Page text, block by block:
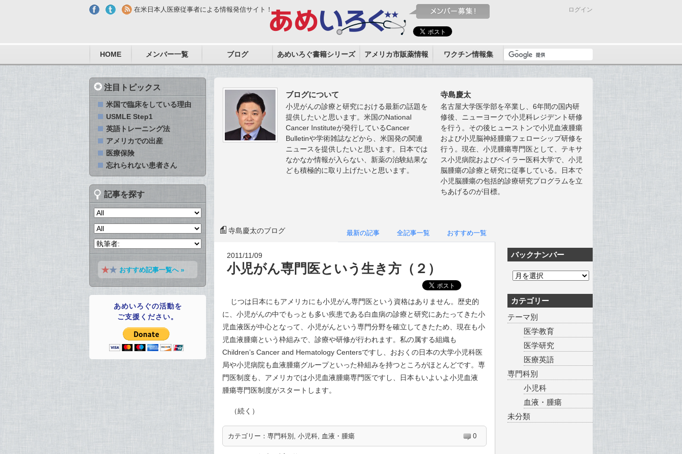
在米日本人医療従事者による情報発信サイト！ ログイン
HOME メンバー一覧 ブログ あめいろぐ書籍シリーズ アメリカ市販薬情報 ワクチン情報集
ブログについて
小児がんの診療と研究における最新の話題を
提供したいと思います。米国のNational
Cancer Instituteが発行しているCancer
Bulletinや学術雑誌などから、米国発の関連
ニュースを提供したいと思います。日本では
なかなか情報が入らない、新薬の治験結果な
ども積極的に取り上げたいと思います。
寺島慶太
名古屋大学医学部を卒業し、6年間の国内研
修後、ニューヨークで小児科レジデント研修
を行う。その後ヒューストンで小児血液腫瘍
および小児脳神経腫瘍フェローシップ研修を
行う。現在、小児腫瘍専門医として、テキサ
ス小児病院およびベイラー医科大学で、小児
脳腫瘍の診療と研究に従事している。日本で
小児脳腫瘍の包括的診療研究プログラムを立
ちあげるのが目標。
寺島慶太のブログ 最新の記事 全記事一覧 おすすめ一覧
2011/11/09
小児がん専門医という生き方（２）
じつは日本にもアメリカにも小児がん専門医という資格はありません。歴史的
に、小児がんの中でもっとも多い疾患である白血病の診療と研究にあたってきた小
児血液医が中心となって、小児がんという専門分野を確立してきたため、現在も小
児血液腫瘍という枠組みで、診療や研修が行われます。私の属する組織も
Children’s Cancer and Hematology Centersですし、おおくの日本の大学小児科医
局や小児病院も血液腫瘍グループといった枠組みを持つところがほとんどです。専
門医制度も、アメリカでは小児血液腫瘍専門医ですし、日本もいよいよ小児血液
腫瘍専門医制度がスタートします。
（続く）
カテゴリー： 専門科別 , 小児科, 血液・腫瘍 0
バックナンバー
カテゴリー
テーマ別
医学教育
医学研究
医療英語
専門科別
小児科
血液・腫瘍
未分類
注目トピックス
米国で臨床をしている理由
USMLE Step1
英語トレーニング法
アメリカでの出産
医療保険
忘れられない患者さん
記事を探す
おすすめ記事一覧へ »
あめいろぐの活動を
ご支援ください。